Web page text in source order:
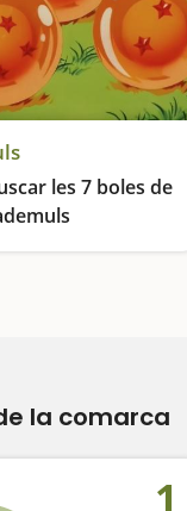
les 7 boles de
Reuneix tota la teva família i prepara't per fer d'explorador
la comarca
1